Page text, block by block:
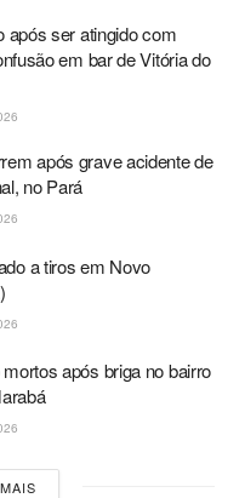
após ser atingido com
em bar de Vitória do
após grave acidente de
no Pará
a tiros em Novo
após briga no bairro